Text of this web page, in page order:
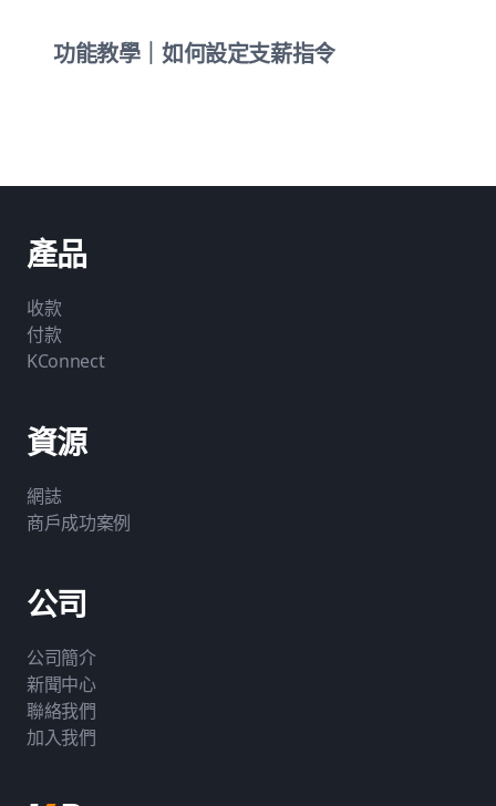
功能教學｜如何設定支薪指令
產品
收款
付款
KConnect
資源
網誌
商戶成功案例
公司
公司簡介
新聞中心
聯絡我們
加入我們